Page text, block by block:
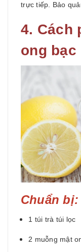
trực tiếp. Bảo
4. Cách
ong bạc
Chuẩn bị:
1 túi trà túi lọc
2 muỗng mật